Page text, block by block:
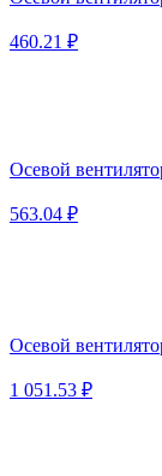
460.21 ₽
Осевой
563.04 ₽
Осевой
1 051.53 ₽